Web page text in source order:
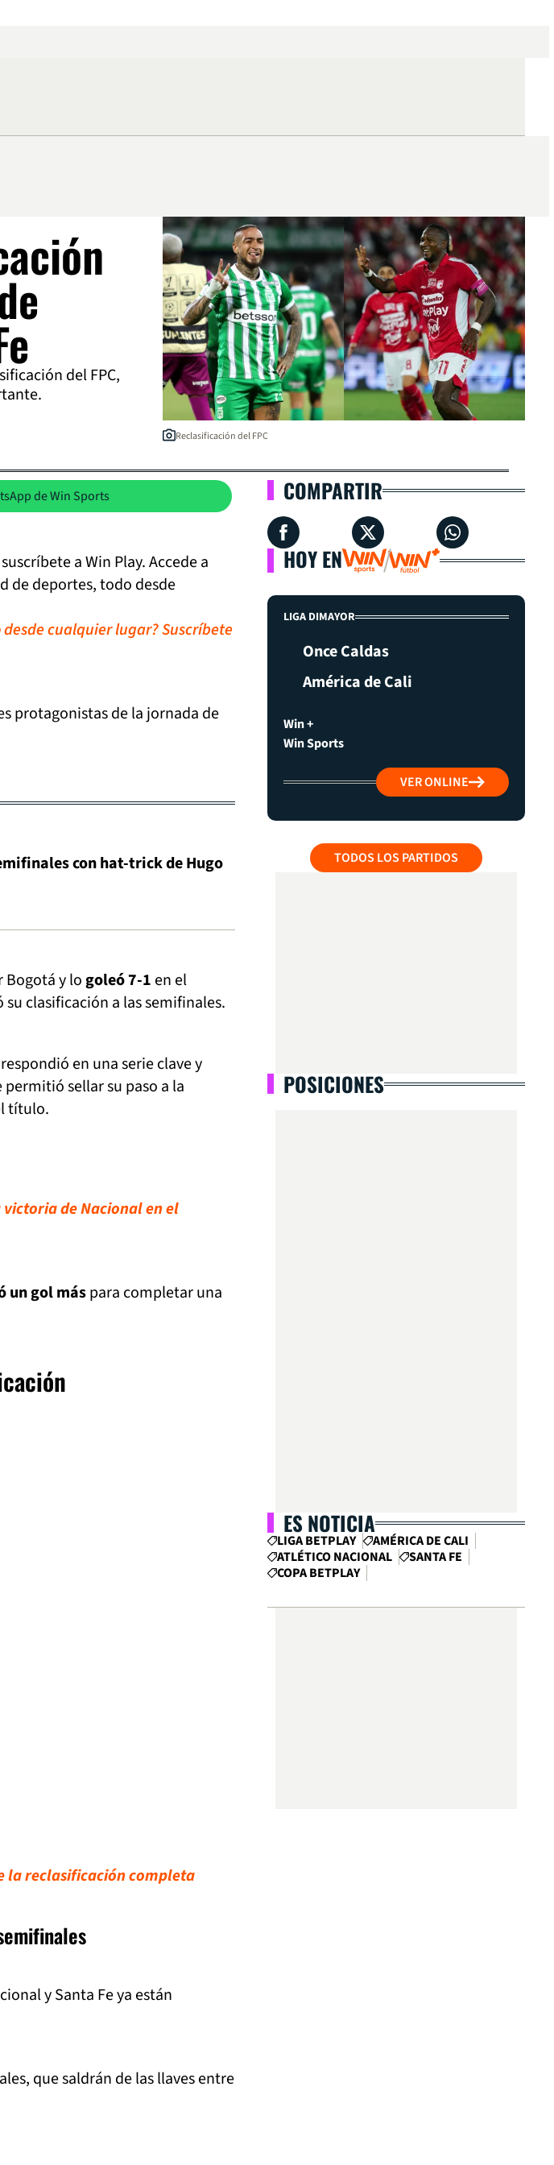
del FPC,
Reclasificación del FPC
de Win Sports
a Win Play. Accede a
de deportes, todo desde
cualquier lugar? Suscríbete
protagonistas de la jornada de
con hat-trick de Hugo
Bogotá y logoleó 7-1 en el
clasificación a las semifinales.
en una serie clave y
sellar su paso a la
título.
victoria de Nacional en el
un gol máspara completar una
la reclasificación completa
y Santa Fe ya están
que saldrán de las llaves entre
COMPARTIR
HOY EN
LIGA DIMAYOR
Once Caldas
América de Cali
Win +
Win Sports
VER ONLINE
TODOS LOS PARTIDOS
POSICIONES
ES NOTICIA
LIGA BETPLAY
AMÉRICA DE CALI
ATLÉTICO NACIONAL
SANTA FE
COPA BETPLAY